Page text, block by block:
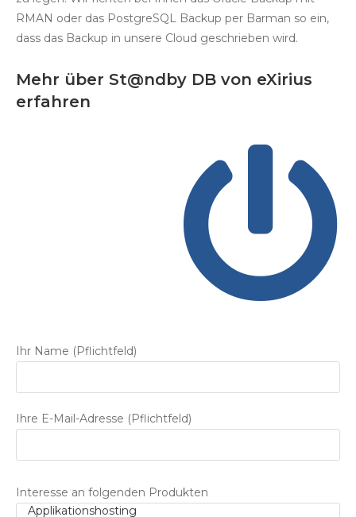
RMAN oder das PostgreSQL Backup per Barman so ein,
dass das Backup in unsere Cloud geschrieben wird.
Mehr über St@ndby DB von eXirius
erfahren
Ihr Name (Pflichtfeld)
Ihre E-Mail-Adresse (Pflichtfeld)
Interesse an folgenden Produkten